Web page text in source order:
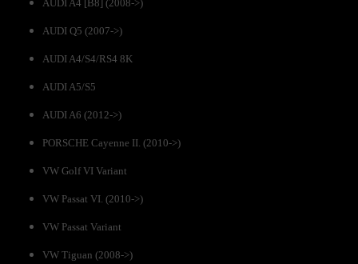
AUDI A4 [B8] (2008->)
AUDI Q5 (2007->)
AUDI A4/S4/RS4 8K
AUDI A5/S5
AUDI A6 (2012->)
PORSCHE Cayenne II. (2010->)
VW Golf VI Variant
VW Passat VI. (2010->)
VW Passat Variant
VW Tiguan (2008->)